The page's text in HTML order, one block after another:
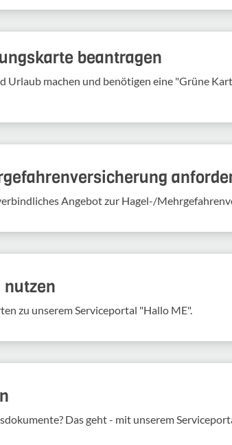
bean­tragen
machen und benö­tigen eine "Grüne
Angebot zur Hagel-/
nutzen
zu unserem Serviceportal "Hallo ME".
Das geht - mit unserem